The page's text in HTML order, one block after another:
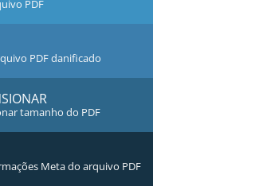
PDF
PDF danificado
tamanho do PDF
Meta do arquivo PDF